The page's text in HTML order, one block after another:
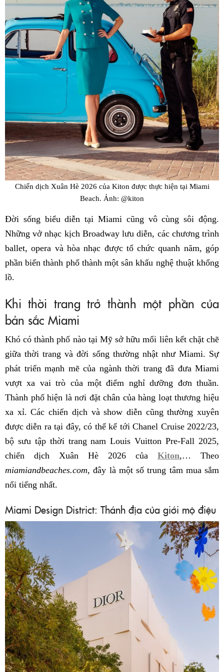
Chiến dịch Xuân Hè 2026 của Kiton được thực hiện tại Miami
Beach. Ảnh: @kiton
Đời sống biểu diễn tại Miami cũng vô cùng sôi động.
Những vở nhạc kịch Broadway lưu diễn, các chương trình
ballet, opera và hòa nhạc được tổ chức quanh năm, góp
phần biến thành phố thành một sân khấu nghệ thuật khổng
lồ.
Khi thời trang trở thành một phần của
bản sắc Miami
Khó có thành phố nào tại Mỹ sở hữu mối liên kết chặt chẽ
giữa thời trang và đời sống thường nhật như Miami. Sự
phát triển mạnh mẽ của ngành thời trang đã đưa Miami
vượt xa vai trò của một điểm nghỉ dưỡng đơn thuần.
Thành phố hiện là nơi đặt chân của hàng loạt thương hiệu
xa xỉ. Các chiến dịch và show diễn cũng thường xuyên
được diễn ra tại đây, có thể kể tới Chanel Cruise 2022/23,
bộ sưu tập thời trang nam Louis Vuitton Pre-Fall 2025,
chiến dịch Xuân Hè 2026 của Kiton,… Theo
miamiandbeaches.com, đây là một số trung tâm mua sắm
nổi tiếng nhất.
Miami Design District: Thánh địa của giới mộ điệu